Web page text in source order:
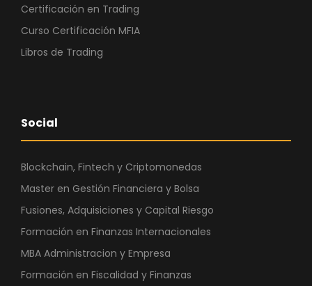
Certificación en Trading
Curso Certificación MFIA
Libros de Trading
Social
Blockchain, Fintech y Criptomonedas
Master en Gestión Financiera y Bolsa
Fusiones, Adquisiciones y Capital Riesgo
Formación en Finanzas Internacionales
MBA Administracion y Empresa
Formación en Fiscalidad y Finanzas